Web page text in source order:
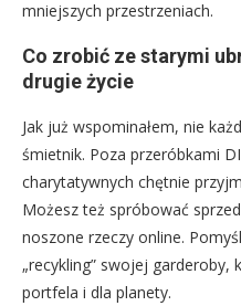
mniejszych przestrzeniach.
Co zrobić ze starymi
drugie życie
Jak już wspominałem, nie
śmietnik. Poza przeróbkami
charytatywnych chętnie
Możesz też spróbować
noszone rzeczy online.
„recykling” swojej
portfela i dla planety.